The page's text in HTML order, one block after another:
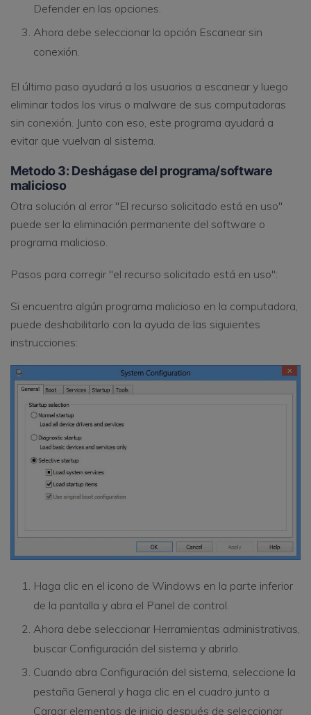
Defender en las opciones.
Ahora debe seleccionar la opción Escanear sin
conexión.
El último paso ayudará a los usuarios a escanear y luego
eliminar todos los virus o malware de sus computadoras
sin conexión. Junto con eso, este programa ayudará a
evitar que vuelvan al sistema.
Metodo 3: Deshágase del programa/software
malicioso
Otra solución al error "El recurso solicitado está en uso"
puede ser la eliminación permanente del software o
programa malicioso.
Pasos para corregir "el recurso solicitado está en uso":
Si encuentra algún programa malicioso en la computadora,
puede deshabilitarlo con la ayuda de las siguientes
instrucciones:
Haga clic en el icono de Windows en la parte inferior
de la pantalla y abra el Panel de control.
Ahora debe seleccionar Herramientas administrativas,
buscar Configuración del sistema y abrirlo.
Cuando abra Configuración del sistema, seleccione la
pestaña General y haga clic en el cuadro junto a
Cargar elementos de inicio después de seleccionar